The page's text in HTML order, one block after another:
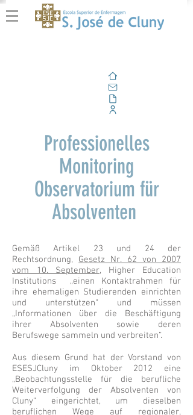
Professionelles
Monitoring
Observatorium für
Absolventen
Gemäß Artikel 23 und 24 der
Rechtsordnung, Gesetz Nr. 62 von 2007
vom 10. September, Higher Education
Institutions „einen Kontaktrahmen für
ihre ehemaligen Studierenden einrichten
und unterstützen“ und müssen
„Informationen über die Beschäftigung
ihrer Absolventen sowie deren
Berufswege sammeln und verbreiten“.
Aus diesem Grund hat der Vorstand von
ESESJCluny im Oktober 2012 eine
„Beobachtungsstelle für die berufliche
Weiterverfolgung der Absolventen von
Cluny“ eingerichtet, um dieselben
beruflichen Wege auf regionaler,